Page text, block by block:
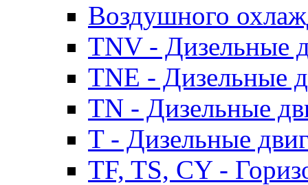
Воздушного
TNV - Дизельные
TNE - Дизельные
TN - Дизельные
T - Дизельные
TF, TS, CY -